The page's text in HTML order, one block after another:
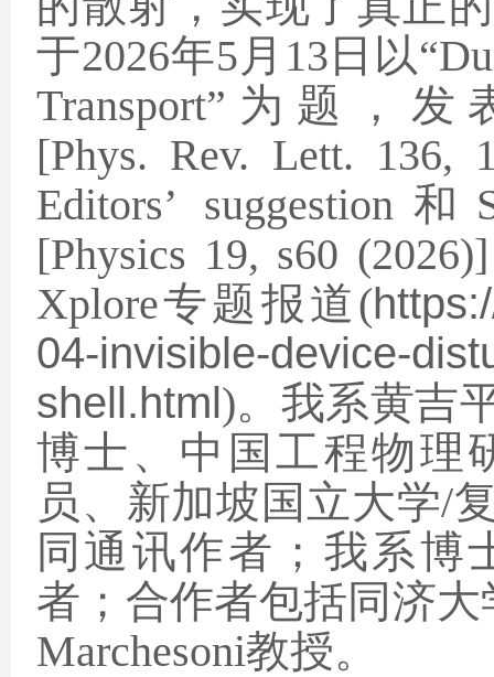
于2026年5月 13 日以“
Transport” 为题，发
[Phys. Rev. Lett. 136,
Editors’ suggestion 和
[Physics 19, s60 (2026)]
Xplore专题报道(
04-invisible-device-
shell.html)。我系黄吉
博士、中国工程物理
员、新加坡国立大学/
同通讯作者；我系博
者；合作者包括同济大
Marchesoni教授。